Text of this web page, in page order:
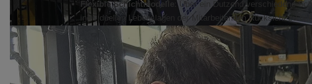
Flexible Schichtmodelle
: Über ein Dutzend verschiedene
individuellen Lebenslagen der Mitarbeitenden Rücksicht zu
Ausbildung & Entwicklung: Es gibt klare Programme zur
Weiterbildung. Förderung von Azubis und klare Perspektiven
Kooperation mit Nachbarunternehmen
: Zum Beispiel mit